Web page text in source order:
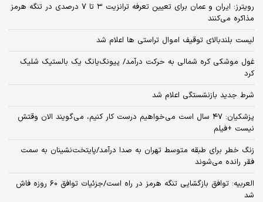
رویترز: ایران و عمان برای تعیین تعرفه ترانزیت ۳ تا ۷ درصدی در تنگه هرمز
مذاکره می‌کنند
لیست بلندبالای توقیف اموال تراستی ها اعلام شد
غول موشکی کره شمالی به حرکت درآمد/ پیونگ‌یانگ یک بالستیک شلیک
کرد
شرط جدید بازنشستگی اعلام شد
پزشکیان: ۴۷ سال است می‌خواهیم درست کار کنیم، می‌گویند الان وقتش
نیست +فیلم
زنگ خطر برای طبقه متوسط تهران به صدا درآمد/پایتخت‌نشینان به سمت
فقر رانده می‌شوند
العربیه: توافق بازگشایی تنگه هرمز در راه است/جزئیات توافق ۶۰ روزه فاش
شد